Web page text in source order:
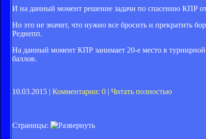
И на данный момент решение задачи по спасению КПР
Но это не значит, что нужно все бросить и прекратить
Реднепп.
На данный момент КПР занимает 20-е место в турнирной
баллов.
10.03.2015 | Комментарии: 0 | Читать полностью
Страницы: